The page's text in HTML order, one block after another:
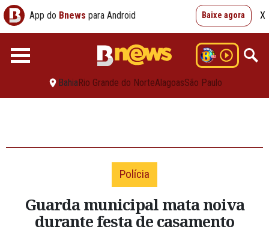
App do Bnews para Android Baixe agora X
BahiaRio Grande do NorteAlagoasSão Paulo
Polícia
Guarda municipal mata noiva
durante festa de casamento